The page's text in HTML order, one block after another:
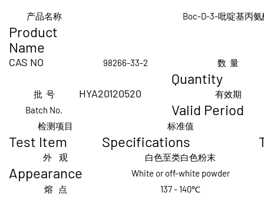
产品名称
Product
Name
Boc-D-3-吡啶基丙
CAS NO 98266-33-2 数 量
Quantity
批 号
Batch No.
HYA20120520 有效期
Valid Period
检测项目
Test Item
标准值
Specifications
外 观
Appearance
白色至类白色粉末
White or off-white powder
熔 点
137 - 140℃